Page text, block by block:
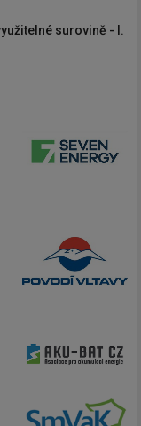
surovině - I.